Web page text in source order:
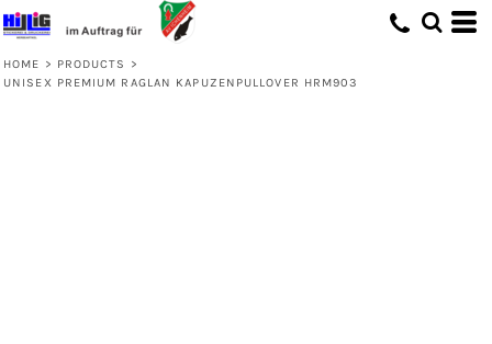
HOME > PRODUCTS
>
UNISEX PREMIUM RAGLAN KAPUZENPULLOVER HRM903